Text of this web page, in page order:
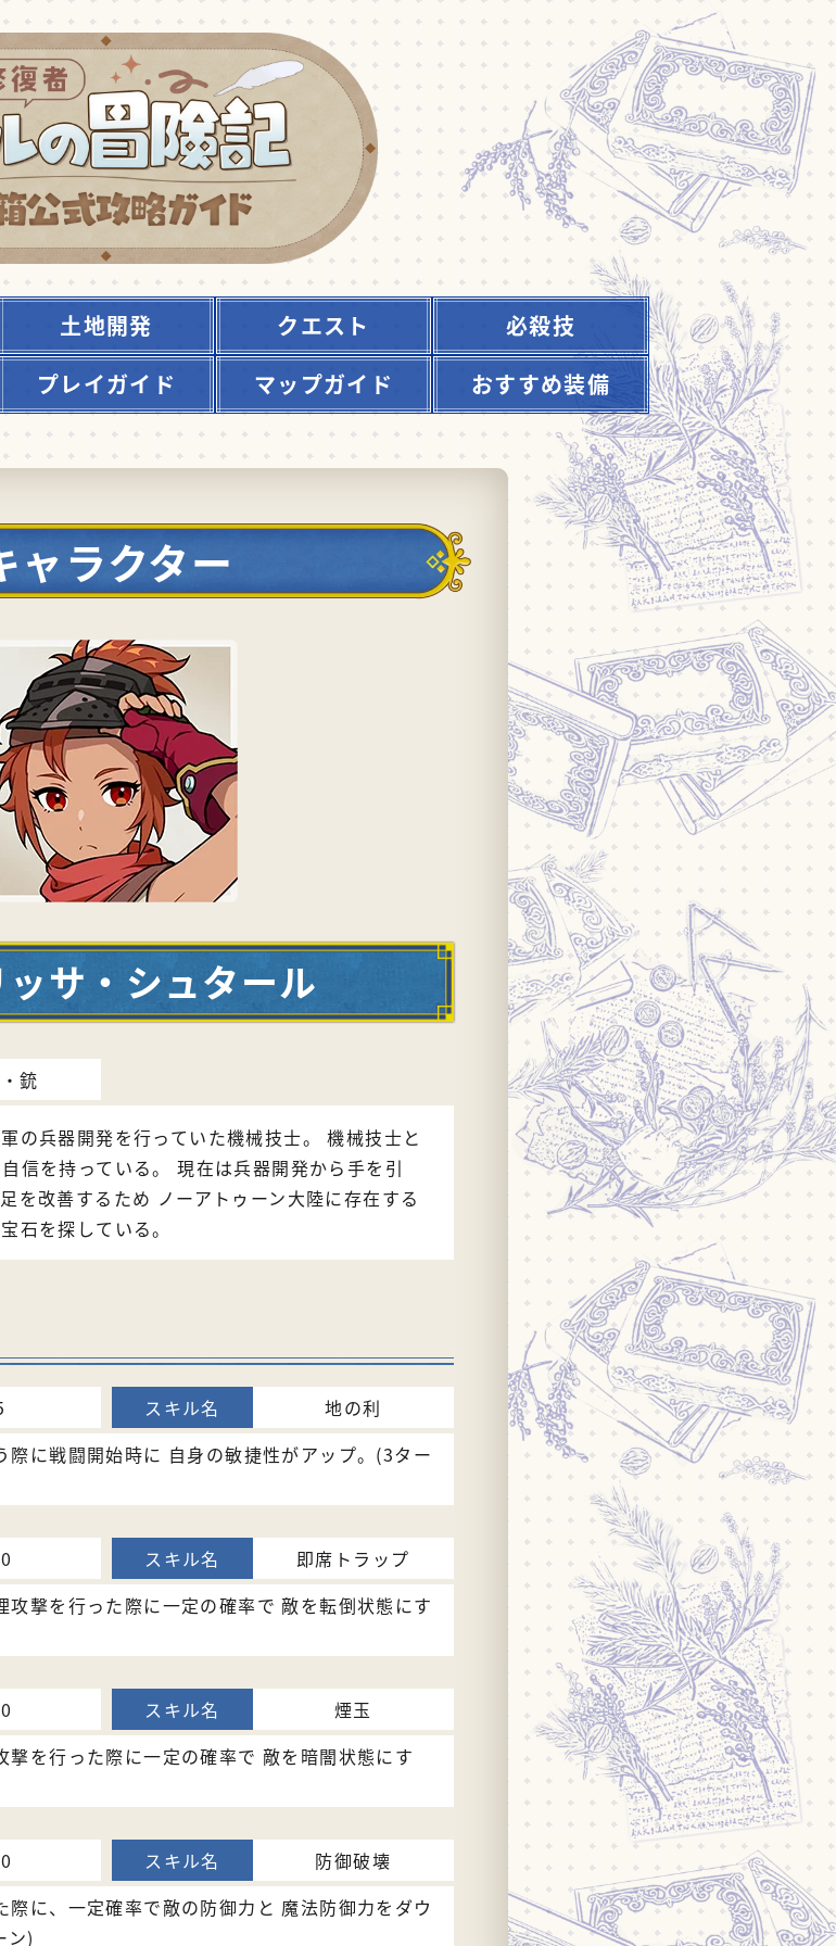
土地開発 クエスト
必殺技
プレイガイド マップガイド おすすめ装備
ャラクター
サ・シュタール
銃
の兵器開発を行っていた機械技士。 機械技士と
信を持っている。 現在は兵器開発から手を引
を改善するため ノーアトゥーン大陸に存在する
石を探している。
地の利
際に戦闘開始時に 自身の敏捷性がアップ。(3ター
即席トラップ
攻撃を行った際に一定の確率で 敵を転倒状態にす
煙玉
撃を行った際に一定の確率で 敵を暗闇状態にす
防御破壊
際に、一定確率で敵の防御力と 魔法防御力をダウ
ン)